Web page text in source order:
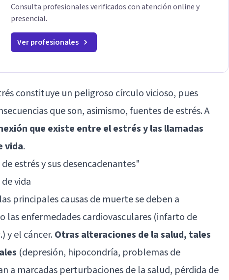
Consulta profesionales verificados con atención online y
presencial.
Ver profesionales
constituye un peligroso círculo vicioso, pues
que son, asimismo, fuentes de estrés. A
que existe entre el estrés y las llamadas
vida.
estrés y sus desencadenantes"
vida
principales causas de muerte se deben a
las enfermedades cardiovasculares (infarto de
y el cáncer.Otras alteraciones de la salud, tales
(depresión, hipocondría, problemas de
a marcadas perturbaciones de la salud, pérdida de